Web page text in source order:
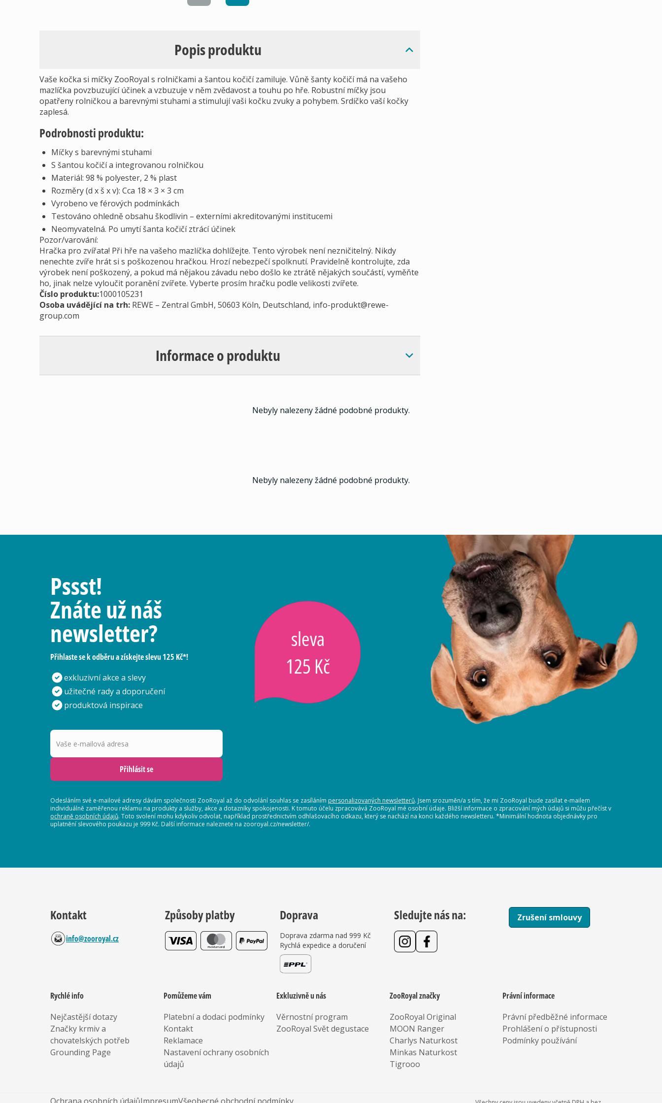
Popis produktu
Vaše kočka si míčky ZooRoyal s rolničkami a šantou kočičí zamiluje. Vůně šanty kočičí má na vašeho
mazlíčka povzbuzující účinek a vzbuzuje v něm zvědavost a touhu po hře. Robustní míčky jsou
opatřeny rolničkou a barevnými stuhami a stimulují vaši kočku zvuky a pohybem. Srdíčko vaší kočky
zaplesá.
Podrobnosti produktu:
Míčky s barevnými stuhami
S šantou kočičí a integrovanou rolničkou
Materiál: 98 % polyester, 2 % plast
Rozměry (d x š x v): Cca 18 × 3 × 3 cm
Vyrobeno ve férových podmínkách
Testováno ohledně obsahu škodlivin – externími akreditovanými institucemi
Neomyvatelná. Po umytí šanta kočičí ztrácí účinek
Pozor/varování:
Hračka pro zvířata! Při hře na vašeho mazlíčka dohlížejte. Tento výrobek není nezničitelný. Nikdy
nenechte zvíře hrát si s poškozenou hračkou. Hrozí nebezpečí spolknutí. Pravidelně kontrolujte, zda
výrobek není poškozený, a pokud má nějakou závadu nebo došlo ke ztrátě nějakých součástí, vyměňte
ho, jinak nelze vyloučit poranění zvířete. Vyberte prosím hračku podle velikosti zvířete.
Číslo produktu:1000105231
Osoba uvádějící na trh: REWE – Zentral GmbH, 50603 Köln, Deutschland, info-produkt@rewe-
group.com
Informace o produktu
Nebyly nalezeny žádné podobné produkty.
Nebyly nalezeny žádné podobné produkty.
Pssst!
Znáte už náš
newsletter?
Přihlaste se k odběru a získejte slevu 125 Kč*!
exkluzivní akce a slevy
užitečné rady a doporučení
produktová inspirace
sleva
125 Kč
Vaše e-mailová adresa
Přihlásit se
Odesláním své e-mailové adresy dávám společnosti ZooRoyal až do odvolání souhlas se zasíláním personalizovaných newsletterů. Jsem srozuměn/a s tím, že mi ZooRoyal bude zasílat e-mailem
individuálně zaměřenou reklamu na produkty a služby, akce a dotazníky spokojenosti. K tomuto účelu zpracovává ZooRoyal mé osobní údaje. Bližší informace o zpracování mých údajů si můžu přečíst v
ochraně osobních údajů. Toto svolení mohu kdykoliv odvolat, například prostřednictvím odhlašovacího odkazu, který se nachází na konci každého newsletteru. *Minimální hodnota objednávky pro
uplatnění slevového poukazu je 999 Kč. Další informace naleznete na zooroyal.cz/newsletter/.
Kontakt
info@zooroyal.cz
Způsoby platby Doprava
Doprava zdarma nad 999 Kč
Rychlá expedice a doručení
Sledujte nás na: Zrušení smlouvy
Rychlé info
Nejčastější dotazy
Značky krmiv a
chovatelských potřeb
Grounding Page
Pomůžeme vám
Platební a dodaci podmínky
Kontakt
Reklamace
Nastavení ochrany osobních
údajů
Exkluzivně u nás
Věrnostní program
ZooRoyal Svět degustace
ZooRoyal značky
ZooRoyal Original
MOON Ranger
Charlys Naturkost
Minkas Naturkost
Tigrooo
Právní informace
Právní předběžné informace
Prohlášení o přístupnosti
Podmínky používání